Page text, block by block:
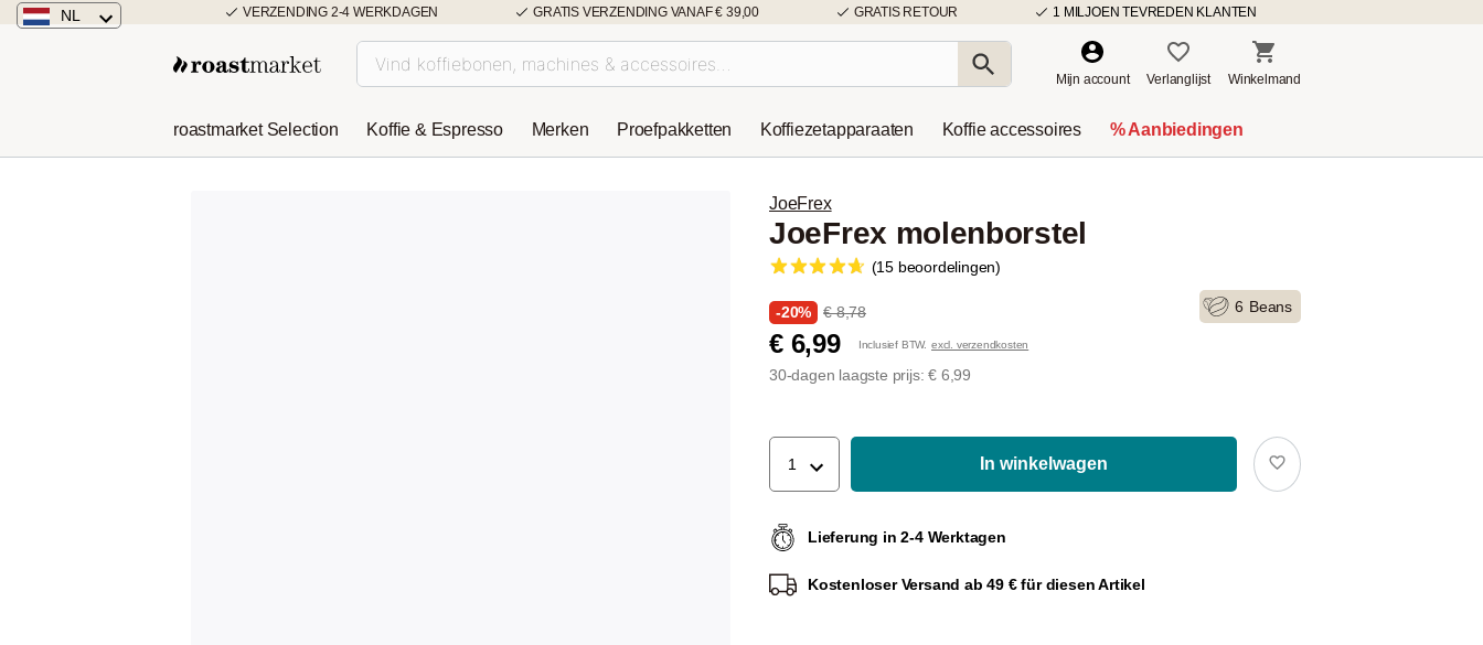
VERZENDING 2-4 WERKDAGEN GRATIS VERZENDING VANAF € 39,00 GRATIS RETOUR 1 MILJOEN TEVREDEN KLANTEN
NL
Österreich
Mijn account Verlanglijst Winkelmand
roastmarket Selection Koffie & Espresso Merken Proefpakketten Koffiezetapparaaten Koffie accessoires % Aanbiedingen
JoeFrex
JoeFrex molenborstel
(15 beoordelingen)
-20% € 8,78
€ 6,99 Inclusief BTW. excl. verzendkosten
30-dagen laagste prijs: € 6,99
6 Beans
1 In winkelwagen
Lieferung in 2-4 Werktagen
Kostenloser Versand ab 49 € für diesen Artikel